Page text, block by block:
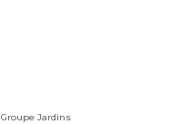
Groupe Jardins